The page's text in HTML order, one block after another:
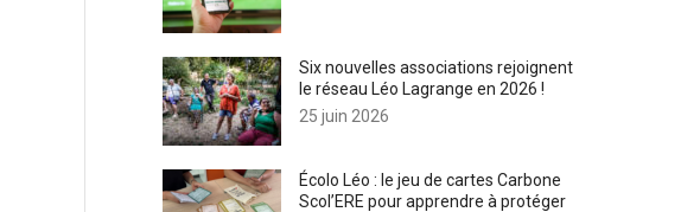
Six nouvelles associations rejoignent
le réseau Léo Lagrange en 2026 !
25 juin 2026
Écolo Léo : le jeu de cartes Carbone
Scol’ERE pour apprendre à protéger